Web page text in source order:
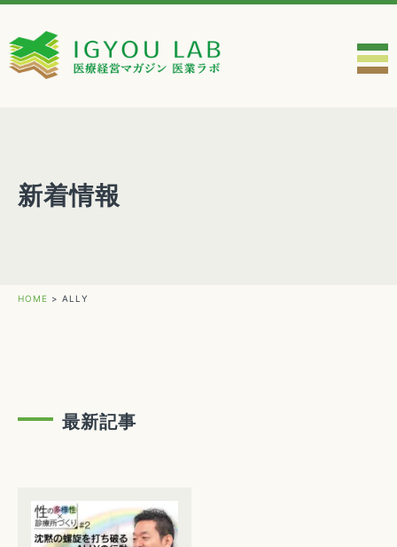
新着情報
HOME > ALLY
最新記事